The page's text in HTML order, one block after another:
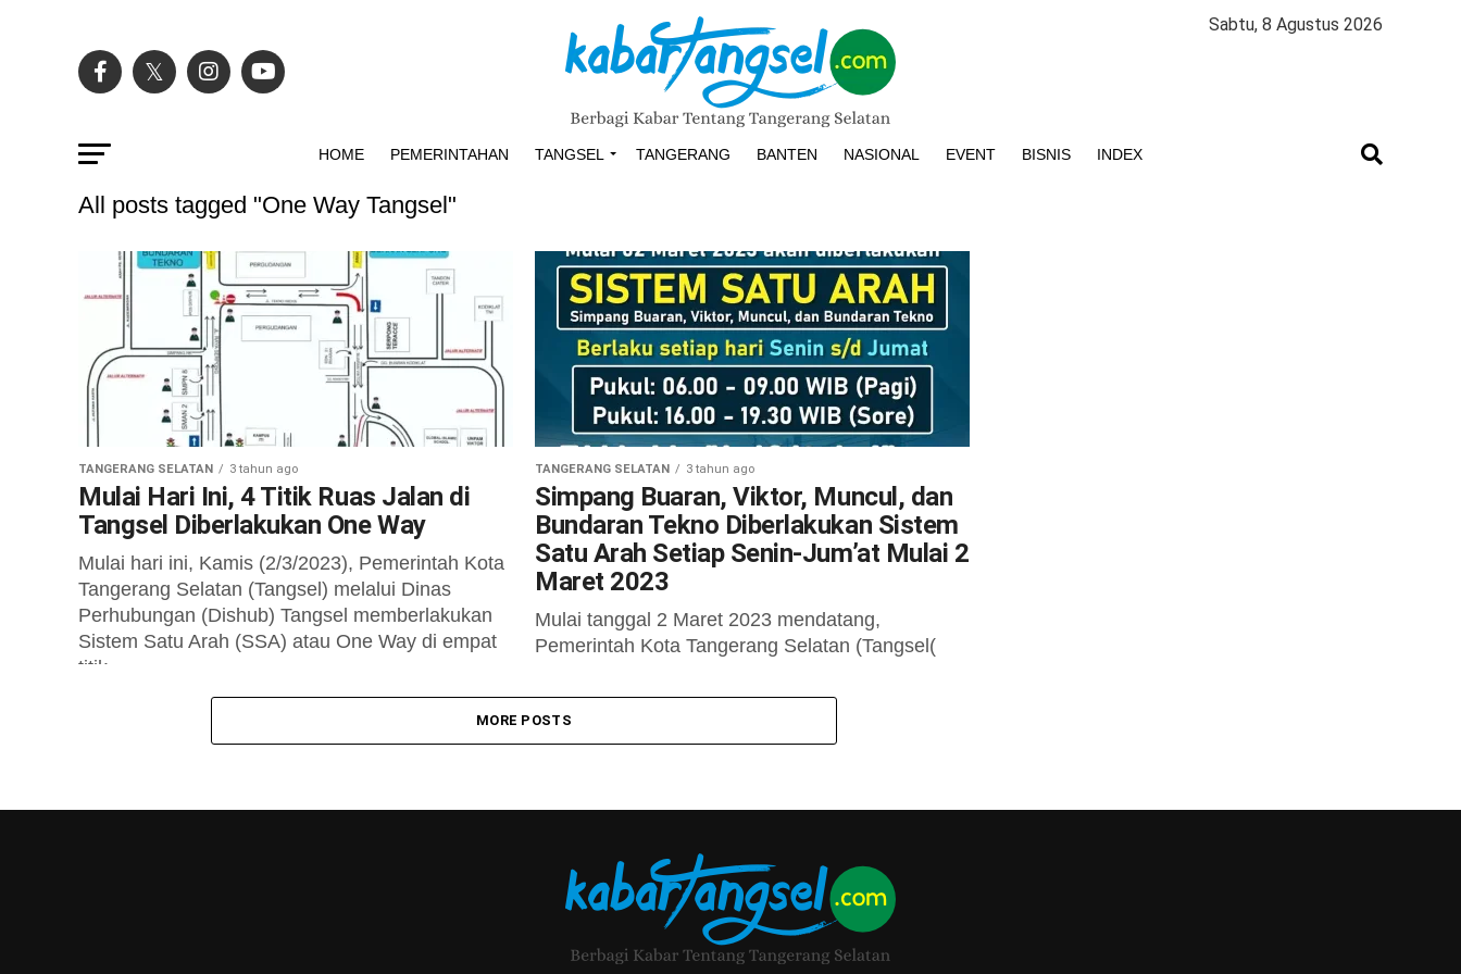
Sabtu, 8 Agustus 2026
HOME PEMERINTAHAN TANGSEL TANGERANG BANTEN NASIONAL EVENT BISNIS INDEX
All posts tagged "One Way Tangsel"
TANGERANG SELATAN 3 tahun ago
Mulai Hari Ini, 4 Titik Ruas Jalan di
Tangsel Diberlakukan One Way
Mulai hari ini, Kamis (2/3/2023), Pemerintah Kota
Tangerang Selatan (Tangsel) melalui Dinas
Perhubungan (Dishub) Tangsel memberlakukan
Sistem Satu Arah (SSA) atau One Way di empat
titik...
TANGERANG SELATAN 3 tahun ago
Simpang Buaran, Viktor, Muncul, dan
Bundaran Tekno Diberlakukan Sistem
Satu Arah Setiap Senin-Jum’at Mulai 2
Maret 2023
Mulai tanggal 2 Maret 2023 mendatang,
Pemerintah Kota Tangerang Selatan (Tangsel(
memberlakukan Sistem Satu Arah (SSA) atau
One Way di empat titik...
MORE POSTS